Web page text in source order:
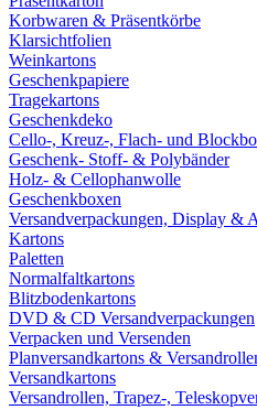
Korbwaren & Präsentkörbe
Klarsichtfolien
Weinkartons
Geschenkpapiere
Tragekartons
Geschenkdeko
Cello-, Kreuz-, Flach- und
Geschenk- Stoff- & Polybänder
Holz- & Cellophanwolle
Geschenkboxen
Versandverpackungen, Display &
Kartons
Paletten
Normalfaltkartons
Blitzbodenkartons
DVD & CD Versandverpackungen
Verpacken und Versenden
Planversandkartons &
Versandkartons
Versandrollen, Trapez-,